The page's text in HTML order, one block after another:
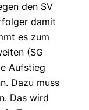
den SV
damit
es zum
(SG
Aufstieg
Dazu muss
Das wird